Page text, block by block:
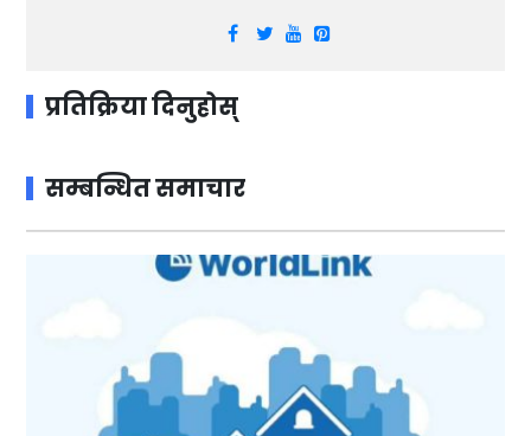
प्रतिक्रिया दिनुहोस्
सम्बन्धित समाचार